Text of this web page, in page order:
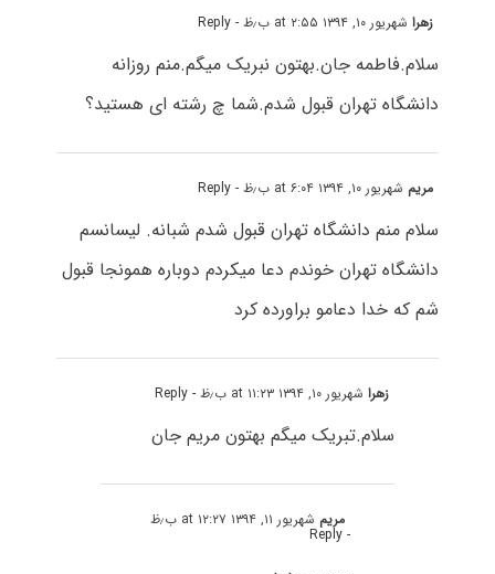
زهراشهریور ۱۰, ۱۳۹۴ at ۲:۵۵ ب٫ظ - Reply
سلام.فاطمه جان.بهتون نبریک میگم.منم روزانه
دانشگاه تهران قبول شدم.شما چ رشته ای هستید؟
مریم شهریور ۱۰, ۱۳۹۴ at ۶:۰۴ ب٫ظ - Reply
سلام منم دانشگاه تهران قبول شدم شبانه. لیسانسم
دانشگاه تهران خوندم دعا میکردم دوباره همونجا قبول
شم که خدا دعامو براورده کرد
زهراشهریور ۱۰, ۱۳۹۴ at ۱۱:۲۳ ب٫ظ - Reply
سلام.تبریک میگم بهتون مریم جان
مریم شهریور ۱۱, ۱۳۹۴ at ۱۲:۲۷ ب٫ظ
- Reply